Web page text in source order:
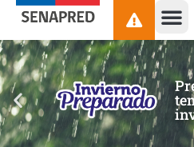
contenido